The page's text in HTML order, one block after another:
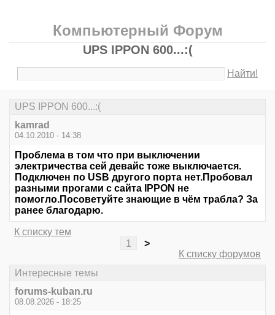
Компьютерный Форум
UPS IPPON 600...:(
Найти!
UPS IPPON 600...:(
kamrad
04.10.2010 - 14:38
Проблема в том что при выключении
электричества сей девайс тоже выключается.
Подключен по USB другого порта нет.Пробовал
разными прогами с сайта IPPON не
помогло.Посоветуйте знающие в чём трабла? За
ранее благодарю.
К списку тем
1
>
К списку форумов
Интересные темы
forums-kuban.ru
08.08.2026 - 18:25